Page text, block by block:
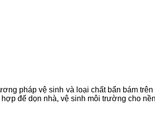
pháp vệ sinh và loại chất bẩn bám
để dọn nhà, vệ sinh môi trường cho